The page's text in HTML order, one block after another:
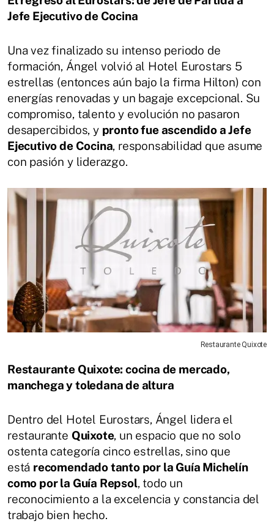
Jefe Ejecutivo de Cocina
Una vez finalizado su intenso periodo de
formación, Ángel volvió al Hotel Eurostars 5
estrellas (entonces aún bajo la firma Hilton) con
energías renovadas y un bagaje excepcional. Su
compromiso, talento y evolución no pasaron
desapercibidos, y pronto fue ascendido a Jefe
Ejecutivo de Cocina, responsabilidad que asume
con pasión y liderazgo.
Restaurante Quixote
Restaurante Quixote: cocina de mercado,
manchega y toledana de altura
Dentro del Hotel Eurostars, Ángel lidera el
restaurante Quixote, un espacio que no solo
ostenta categoría cinco estrellas, sino que
está recomendado tanto por la Guía Michelín
como por la Guía Repsol, todo un
reconocimiento a la excelencia y constancia del
trabajo bien hecho.